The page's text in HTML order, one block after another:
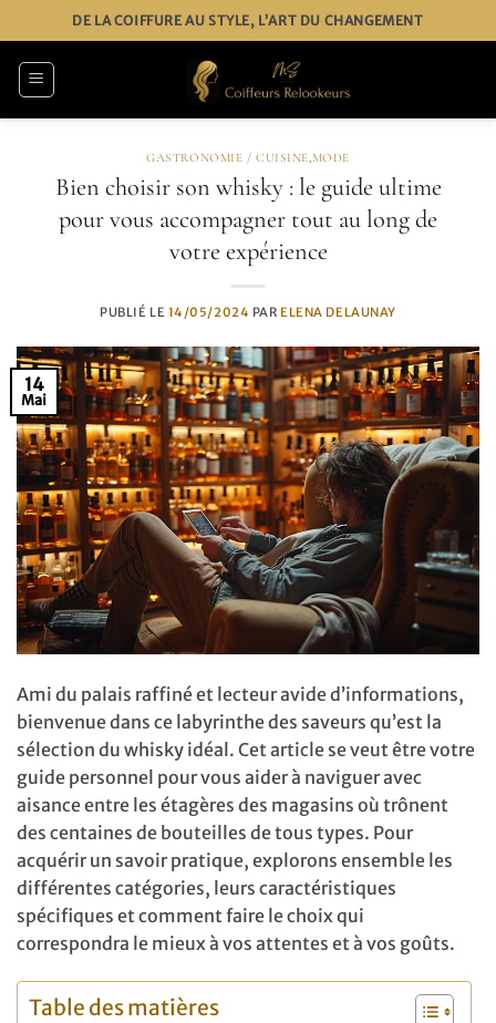
au
contenu
DE LA COIFFURE AU STYLE, L’ART DU CHANGEMENT
GASTRONOMIE / CUISINE,MODE
Bien choisir son whisky : le guide ultime
pour vous accompagner tout au long de
votre expérience
PUBLIÉ LE 14/05/2024 PAR ELENA DELAUNAY
14
Mai
Ami du palais raffiné et lecteur avide d’informations,
bienvenue dans ce labyrinthe des saveurs qu’est la
sélection du whisky idéal. Cet article se veut être votre
guide personnel pour vous aider à naviguer avec
aisance entre les étagères des magasins où trônent
des centaines de bouteilles de tous types. Pour
acquérir un savoir pratique, explorons ensemble les
différentes catégories, leurs caractéristiques
spécifiques et comment faire le choix qui
correspondra le mieux à vos attentes et à vos goûts.
Table des matières